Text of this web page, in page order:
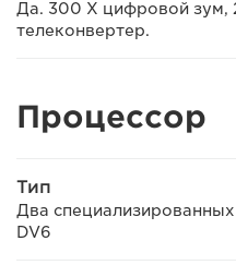
Да. 300 X цифровой зум,
телеконвертер.
Процессор
Тип
Два
DV6